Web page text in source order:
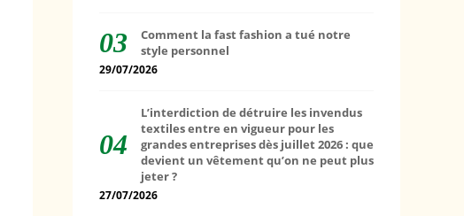
Comment la fast fashion a tué notre
style personnel
29/07/2026
L’interdiction de détruire les invendus
textiles entre en vigueur pour les
grandes entreprises dès juillet 2026 : que
devient un vêtement qu’on ne peut plus
jeter ?
27/07/2026